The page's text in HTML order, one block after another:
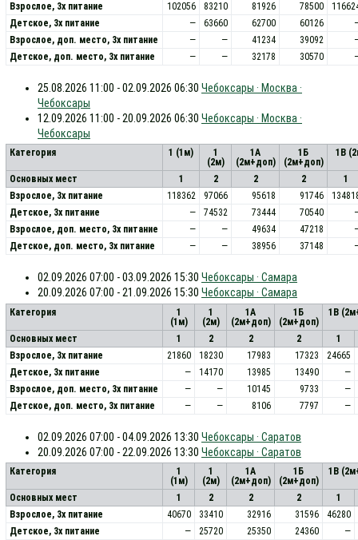
Взрослое, 3х питание
102056 83210 81926 78500
Детское, 3х питание
— 63660 62700 60126
Взрослое, доп. место, 3x питание
— — 41234 39092
Детское, доп. место, 3x питание
— — 32178 30570
25.08.2026 11:00 - 02.09.2026 06:30 Чебоксары · Москва ·
Чебоксары
12.09.2026 11:00 - 20.09.2026 06:30 Чебоксары · Москва ·
Чебоксары
Категория 1 (1м)
1
(2м)
1А
(2м+доп)
1Б
(2м+доп)
1В
Основных мест 1 2 2 2
1
Взрослое, 3х питание
118362 97066 95618 91746
Детское, 3х питание
— 74532 73444 70540
Взрослое, доп. место, 3x питание
— — 49634 47218
Детское, доп. место, 3x питание
— — 38956 37148
02.09.2026 07:00 - 03.09.2026 15:30 Чебоксары · Самара
20.09.2026 07:00 - 21.09.2026 15:30 Чебоксары · Самара
Категория
1
(1м)
1
(2м)
1А
(2м+доп)
1Б
(2м+доп)
1В
Основных мест 1 2 2 2
1
Взрослое, 3х питание
21860 18230 17983 17323
24665
Детское, 3х питание
— 14170 13985 13490
—
Взрослое, доп. место, 3x питание
— — 10145 9733
—
Детское, доп. место, 3x питание
— — 8106 7797 —
02.09.2026 07:00 - 04.09.2026 13:30 Чебоксары · Саратов
20.09.2026 07:00 - 22.09.2026 13:30 Чебоксары · Саратов
Категория
1
(1м)
1
(2м)
1А
(2м+доп)
1Б
(2м+доп)
1В
Основных мест 1 2 2 2
1
Взрослое, 3х питание
40670 33410 32916 31596
46280
Детское, 3х питание
— 25720 25350 24360
—